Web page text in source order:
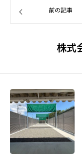
前の記事
株式